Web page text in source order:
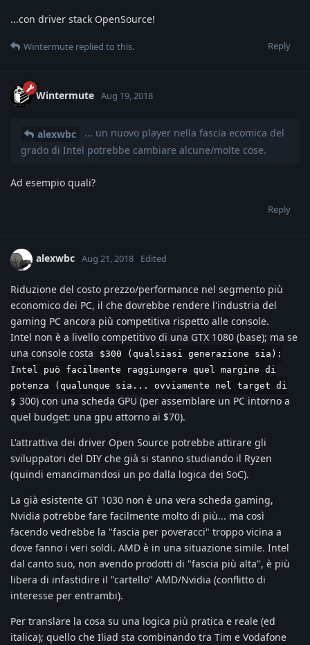
...con driver stack OpenSource!
Reply
Wintermute replied to this.
Wintermute Aug 19, 2018
alexwbc
... un nuovo player nella fascia ecomica del
grado di Intel potrebbe cambiare alcune/molte cose.
Ad esempio quali?
Reply
alexwbc Aug 21, 2018 Edited
Riduzione del costo prezzo/performance nel segmento più
economico dei PC, il che dovrebbe rendere l'industria del
gaming PC ancora più competitiva rispetto alle console.
Intel non è a livello competitivo di una GTX 1080 (base); ma se
una console costa
$300 (qualsiasi generazione sia):
Intel può facilmente raggiungere quel margine di
potenza (qualunque sia... ovviamente nel target di
$ 300) con una scheda GPU (per assemblare un PC intorno a
quel budget: una gpu attorno ai $70).
L'attrattiva dei driver Open Source potrebbe attirare gli
sviluppatori del DIY che già si stanno studiando il Ryzen
(quindi emancimandosi un po dalla logica dei SoC).
La già esistente GT 1030 non è una vera scheda gaming,
Nvidia potrebbe fare facilmente molto di più... ma così
facendo vedrebbe la "fascia per poveracci" troppo vicina a
dove fanno i veri soldi. AMD è in una situazione simile. Intel
dal canto suo, non avendo prodotti di "fascia più alta", è più
libera di infastidire il "cartello" AMD/Nvidia (conflitto di
interesse per entrambi).
Per translare la cosa su una logica più pratica e reale (ed
italica); quello che Iliad sta combinando tra Tim e Vodafone